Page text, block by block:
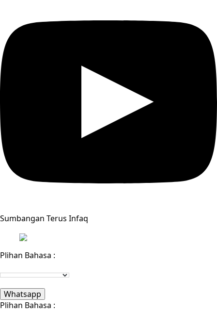
Sumbangan Terus Infaq
Plihan Bahasa :
Whatsapp
Plihan Bahasa :